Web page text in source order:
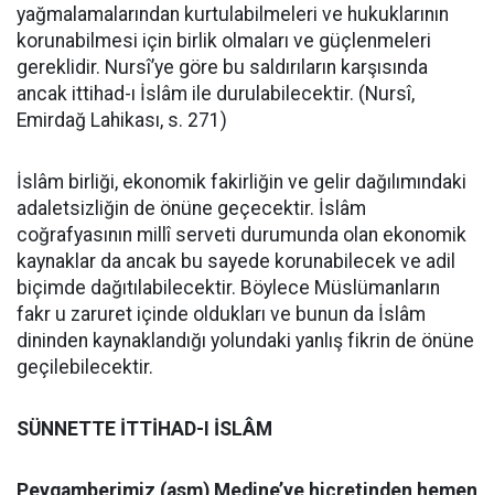
yağmalamalarından kurtulabilmeleri ve hukuklarının
korunabilmesi için birlik olmaları ve güçlenmeleri
gereklidir. Nursî’ye göre bu saldırıların karşısında
ancak ittihad-ı İslâm ile durulabilecektir. (Nursî,
Emirdağ Lahikası, s. 271)
İslâm birliği, ekonomik fakirliğin ve gelir dağılımındaki
adaletsizliğin de önüne geçecektir. İslâm
coğrafyasının millî serveti durumunda olan ekonomik
kaynaklar da ancak bu sayede korunabilecek ve adil
biçimde dağıtılabilecektir. Böylece Müslümanların
fakr u zaruret içinde oldukları ve bunun da İslâm
dininden kaynaklandığı yolundaki yanlış fikrin de önüne
geçilebilecektir.
SÜNNETTE İTTİHAD-I İSLÂM
Peygamberimiz (asm) Medine’ye hicretinden hemen